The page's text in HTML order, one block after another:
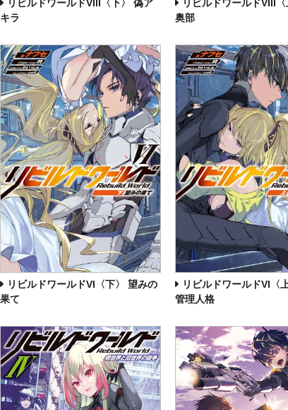
リビルドワールドVIII〈下〉 偽ア
キラ
リビルドワールドVIII
奥部
リビルドワールドVI〈下〉 望みの
果て
リビルドワールドVI〈
管理人格